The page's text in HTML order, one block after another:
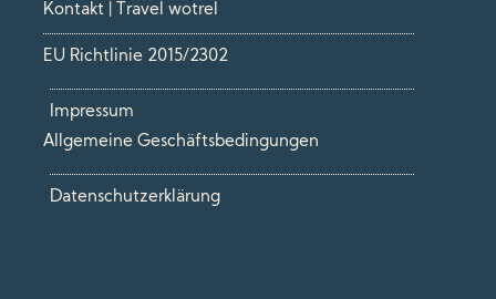
Kontakt | Travel wotrel
EU Richtlinie 2015/2302
Impressum
Allgemeine Geschäftsbedingungen
Datenschutzerklärung